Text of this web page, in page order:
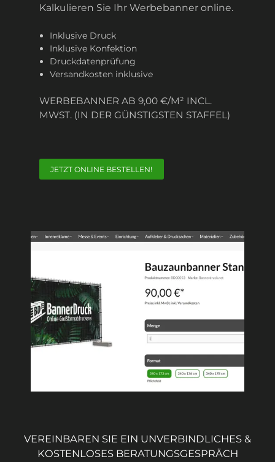
Kalkulieren Sie Ihr Werbebanner online.
Inklusive Druck
Inklusive Konfektion
Druckdatenprüfung
Versandkosten inklusive
WERBEBANNER AB 9,00 €/M² INCL.
MWST. (IN DER GÜNSTIGSTEN STAFFEL)
JETZT ONLINE BESTELLEN!
VEREINBAREN SIE EIN UNVERBINDLICHES &
KOSTENLOSES BERATUNGSGESPRÄCH